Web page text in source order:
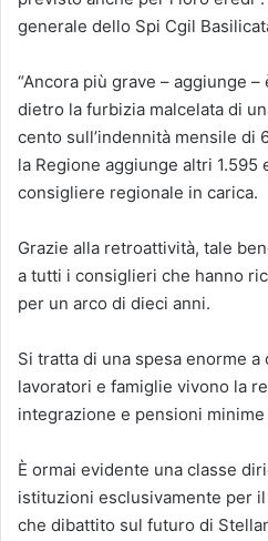
generale dello Spi Cgil
“Ancora più grave – aggiunge
dietro la furbizia malcelata di
cento sull’indennità mensile di
la Regione aggiunge altri
consigliere regionale in carica.
Grazie alla retroattività, tale
a tutti i consiglieri che hanno
per un arco di dieci anni.
Si tratta di una spesa enorme
lavoratori e famiglie vivono la
integrazione e pensioni
È ormai evidente una classe
istituzioni esclusivamente per
che dibattito sul futuro di